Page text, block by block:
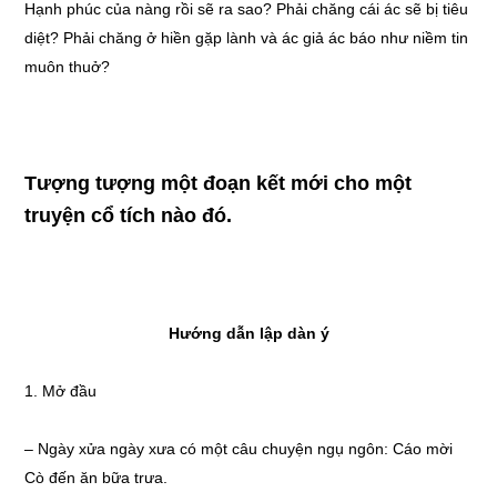
Hạnh phúc của nàng rồi sẽ ra sao? Phải chăng cái ác sẽ bị tiêu
diệt? Phải chăng ở hiền gặp lành và ác giả ác báo như niềm tin
muôn thuở?
Tượng tượng một đoạn kết mới cho một
truyện cổ tích nào đó.
Hướng dẫn lập dàn ý
1. Mở đầu
– Ngày xửa ngày xưa có một câu chuyện ngụ ngôn: Cáo mời
Cò đến ăn bữa trưa.